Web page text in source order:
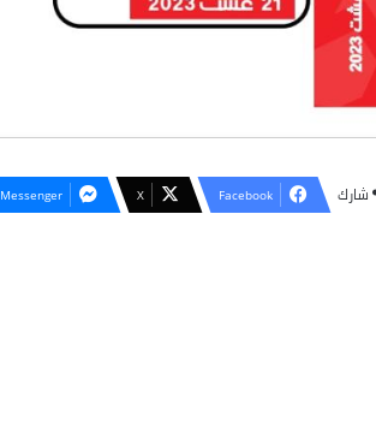
شارك Facebook
X
Messenger